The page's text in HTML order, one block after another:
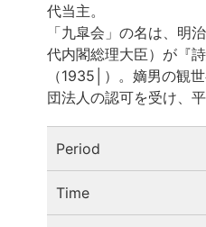
代当主。
「九皐会」の名は、明
代内閣総理大臣）が『
（1935│）。嫡男の観
団法人の認可を受け、
Period
Time